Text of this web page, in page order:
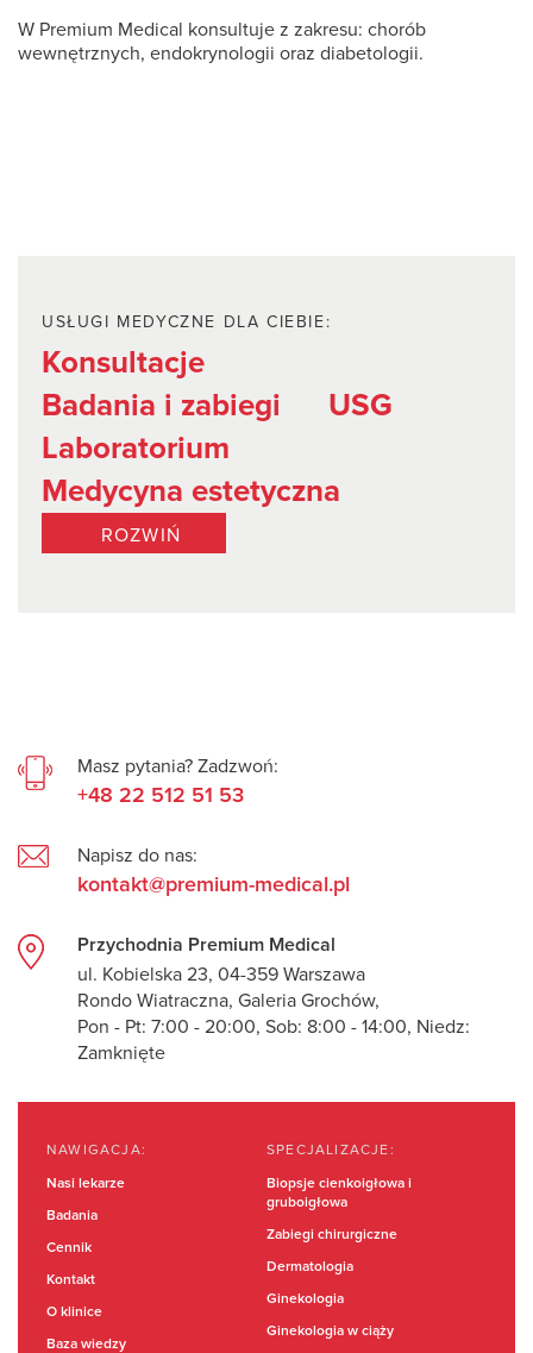
W Premium Medical konsultuje z zakresu: chorób
wewnętrznych, endokrynologii oraz diabetologii.
USŁUGI MEDYCZNE DLA CIEBIE:
Konsultacje
Badania i zabiegi
USG
Laboratorium
Medycyna estetyczna
ROZWIŃ
Masz pytania? Zadzwoń:
+48 22 512 51 53
Napisz do nas:
kontakt@premium-medical.pl
Przychodnia Premium Medical
ul. Kobielska 23, 04-359 Warszawa
Rondo Wiatraczna, Galeria Grochów,
Pon - Pt: 7:00 - 20:00, Sob: 8:00 - 14:00, Niedz:
Zamknięte
NAWIGACJA:
Nasi lekarze
Badania
Cennik
Kontakt
O klinice
Baza wiedzy
SPECJALIZACJE:
Biopsje cienkoigłowa i
gruboigłowa
Zabiegi chirurgiczne
Dermatologia
Ginekologia
Ginekologia w ciąży